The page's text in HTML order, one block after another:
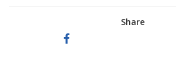
Share